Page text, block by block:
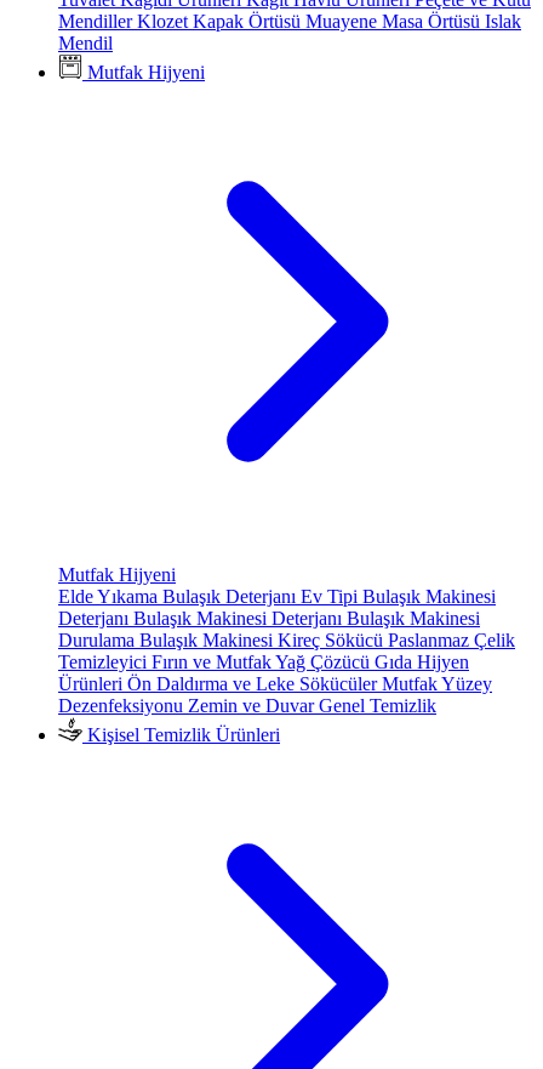
MendillerKlozet Kapak Örtüsü Muayene Masa Örtüsü Islak
Mendil
Mutfak Hijyeni
Mutfak Hijyeni
Elde Yıkama Bulaşık Deterjanı Ev Tipi Bulaşık Makinesi
Deterjanı Bulaşık Makinesi Deterjanı Bulaşık Makinesi
Durulama Bulaşık Makinesi Kireç Sökücü Paslanmaz Çelik
Temizleyici Fırın ve Mutfak Yağ Çözücü Gıda Hijyen
Ürünleri Ön Daldırma ve Leke SökücülerMutfak Yüzey
Dezenfeksiyonu Zemin ve Duvar Genel Temizlik
Kişisel Temizlik Ürünleri